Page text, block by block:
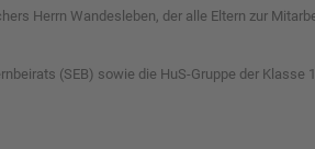
Herrn Wandesleben, der alle Eltern zur
(SEB) sowie die HuS-Gruppe der